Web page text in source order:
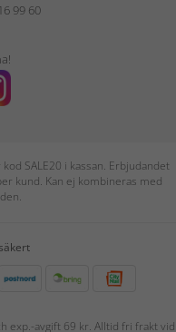
99 60
SALE20 i kassan. Erbjudandet
kund. Kan ej kombineras med
exp.-avgift 69 kr. Alltid fri frakt vid